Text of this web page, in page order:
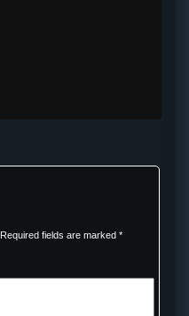
Required fields are marked *